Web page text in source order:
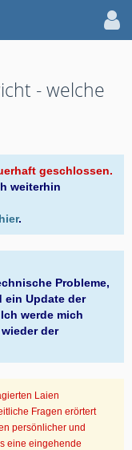
- welche
geschlossen.
weiterhin
hier.
Probleme,
ein Update der
werde mich
der
Laien
Fragen erörtert
persönlicher und
eine eingehende